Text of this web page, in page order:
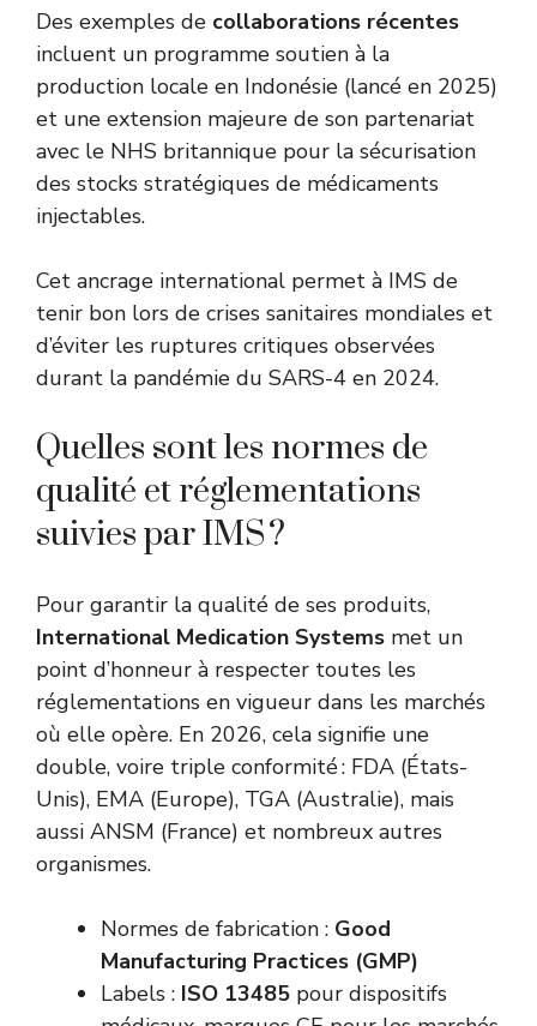
Des exemples de collaborations récentes
incluent un programme soutien à la
production locale en Indonésie (lancé en 2025)
et une extension majeure de son partenariat
avec le NHS britannique pour la sécurisation
des stocks stratégiques de médicaments
injectables.
Cet ancrage international permet à IMS de
tenir bon lors de crises sanitaires mondiales et
d’éviter les ruptures critiques observées
durant la pandémie du SARS-4 en 2024.
Quelles sont les normes de
qualité et réglementations
suivies par IMS ?
Pour garantir la qualité de ses produits,
International Medication Systems met un
point d’honneur à respecter toutes les
réglementations en vigueur dans les marchés
où elle opère. En 2026, cela signifie une
double, voire triple conformité : FDA (États-
Unis), EMA (Europe), TGA (Australie), mais
aussi ANSM (France) et nombreux autres
organismes.
Normes de fabrication : Good
Manufacturing Practices (GMP)
Labels : ISO 13485 pour dispositifs